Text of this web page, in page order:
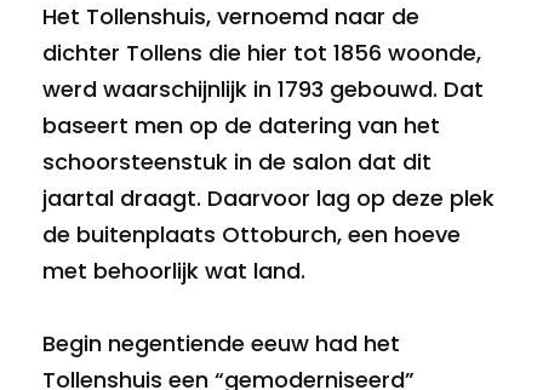
Het Tollenshuis, vernoemd naar de
dichter Tollens die hier tot 1856 woonde,
werd waarschijnlijk in 1793 gebouwd. Dat
baseert men op de datering van het
schoorsteenstuk in de salon dat dit
jaartal draagt. Daarvoor lag op deze plek
de buitenplaats Ottoburch, een hoeve
met behoorlijk wat land.
Begin negentiende eeuw had het
Tollenshuis een “gemoderniseerd”